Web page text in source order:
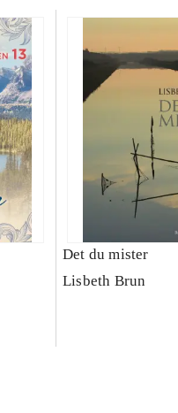
Det du mister
Lisbeth Brun